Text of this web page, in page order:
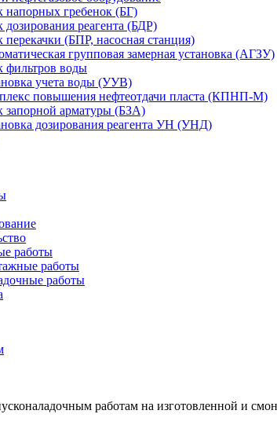
напорных гребенок (БГ)
дозирования реагента (БДР)
перекачки (БПР, насосная станция)
групповая замерная установка (АГЗУ)
фильтров воды
учета воды (УУВ)
повышения нефтеотдачи пласта (КПНП-М)
запорной арматуры (БЗА)
дозирования реагента УН (УНД)
работы
работы
работы
работам на изготовленной и